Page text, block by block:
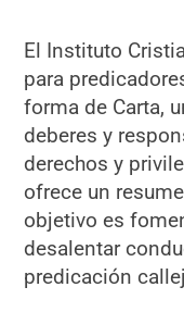
El Instituto
para
forma de Carta,
deberes y
derechos y
ofrece un
objetivo es
desalentar
predicación